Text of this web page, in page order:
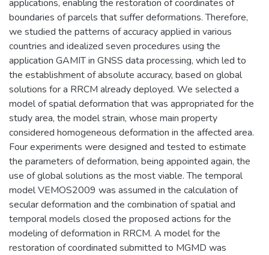
applications, enabling the restoration of coordinates of
boundaries of parcels that suffer deformations. Therefore,
we studied the patterns of accuracy applied in various
countries and idealized seven procedures using the
application GAMIT in GNSS data processing, which led to
the establishment of absolute accuracy, based on global
solutions for a RRCM already deployed. We selected a
model of spatial deformation that was appropriated for the
study area, the model strain, whose main property
considered homogeneous deformation in the affected area.
Four experiments were designed and tested to estimate
the parameters of deformation, being appointed again, the
use of global solutions as the most viable. The temporal
model VEMOS2009 was assumed in the calculation of
secular deformation and the combination of spatial and
temporal models closed the proposed actions for the
modeling of deformation in RRCM. A model for the
restoration of coordinated submitted to MGMD was